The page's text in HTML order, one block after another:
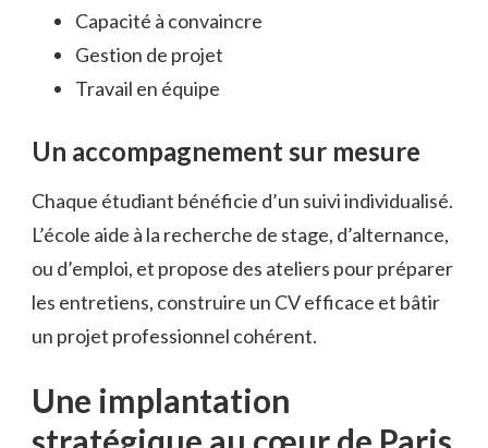
Capacité à convaincre
Gestion de projet
Travail en équipe
Un accompagnement sur mesure
Chaque étudiant bénéficie d’un suivi individualisé.
L’école aide à la recherche de stage, d’alternance,
ou d’emploi, et propose des ateliers pour préparer
les entretiens, construire un CV efficace et bâtir
un projet professionnel cohérent.
Une implantation